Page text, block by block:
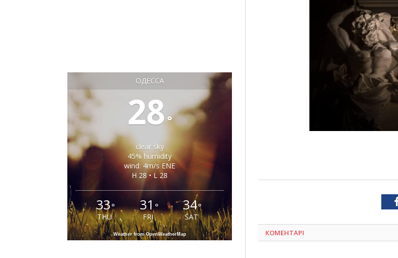
ОДЕССА
28°
clear sky
45% humidity
wind: 4m/s ENE
H 28 • L 28
33°
THU
31°
FRI
34°
SAT
Weather from OpenWeatherMap КОМЕНТАРІ